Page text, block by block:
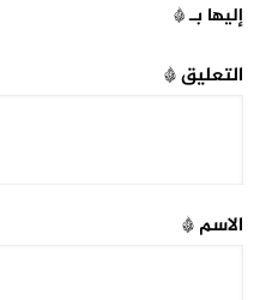
إليها بـ*
التعليق*
الاسم*